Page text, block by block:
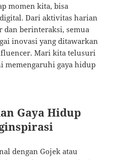
momen kita, bisa
Dari aktivitas harian
dan berinteraksi, semua
inovasi yang ditawarkan
Mari kita telusuri
memengaruhi gaya hidup
Gaya Hidup
dengan Gojek atau